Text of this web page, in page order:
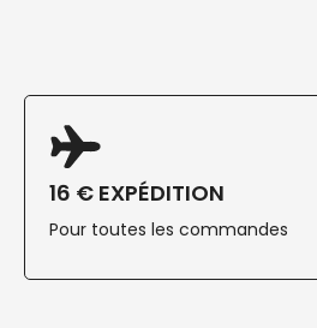
16 € EXPÉDITION
Pour toutes les commandes